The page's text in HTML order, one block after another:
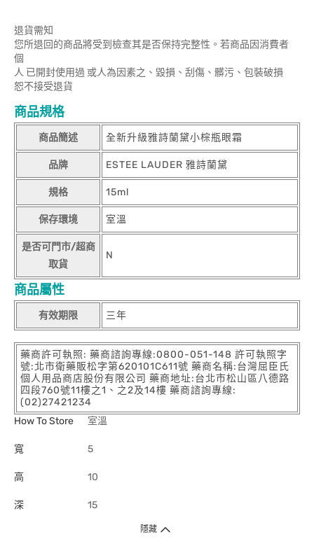
退貨需知
您所退回的商品將受到檢查其是否保持完整性。若商品因消費者
個
人 已開封使用過 或人為因素之、毀損、刮傷、髒污、包裝破損
恕不接受退貨
商品規格
商品簡述 全新升級雅詩蘭黛小棕瓶眼霜
品牌 ESTEE LAUDER 雅詩蘭黛
規格 15ml
保存環境 室溫
是否可門市/超商
取貨
N
商品屬性
有效期限 三年
藥商許可執照: 藥商諮詢專線:0800-051-148 許可執照字
號:北市衛藥販松字第620101C611號 藥商名稱:台灣屈臣氏
個人用品商店股份有限公司 藥商地址:台北市松山區八德路
四段760號11樓之1、之2及14樓 藥商諮詢專線:
(02)27421234
How To Store
室溫
寬 5
高 10
深 15
隱藏